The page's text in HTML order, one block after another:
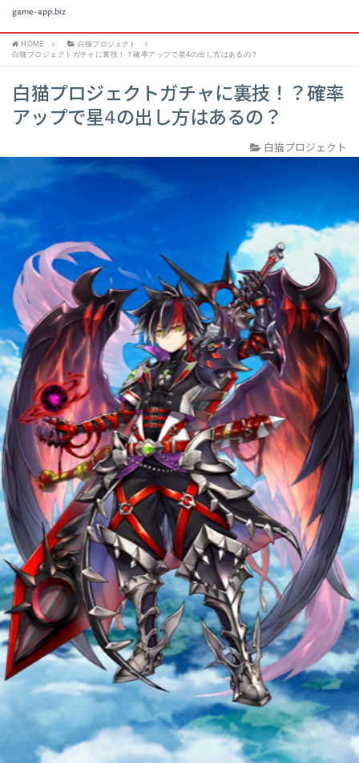
game-app.biz
HOME
白猫プロジェクト
白猫プロジェクトガチャに裏技！？確率アップで星4の出し方はあるの？
白猫プロジェクトガチャに裏技！？確率
アップで星4の出し方はあるの？
白猫プロジェクト